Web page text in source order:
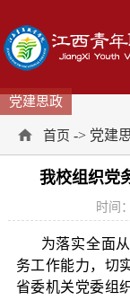
党建思政
首页 -> 党建
我校组织党
时间
为落实全面
务工作能力，切
省委机关党委组